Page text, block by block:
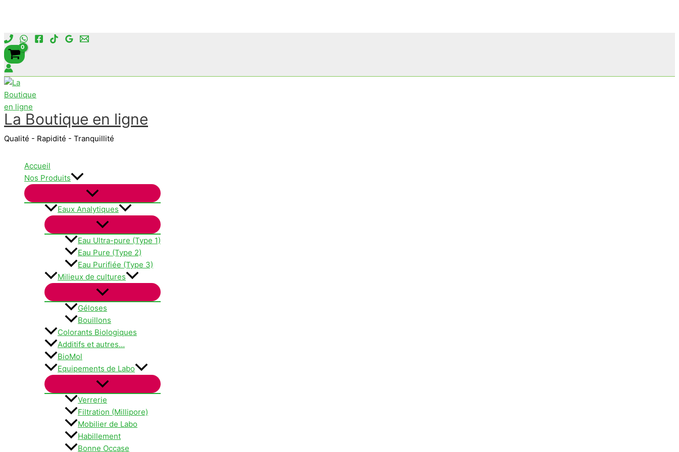
Aller
au
contenu
La Boutique en ligne
Qualité - Rapidité - Tranquillité
Accueil
Nos Produits
Eaux Analytiques
Eau Ultra-pure (Type 1)
Eau Pure (Type 2)
Eau Purifiée (Type 3)
Milieux de cultures
Géloses
Bouillons
Colorants Biologiques
Additifs et autres…
BioMol
Equipements de Labo
Verrerie
Filtration (Millipore)
Mobilier de Labo
Habillement
Bonne Occase